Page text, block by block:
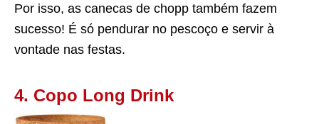
Por isso, as canecas de chopp também fazem
sucesso! É só pendurar no pescoço e servir à
vontade nas festas.
4. Copo Long Drink